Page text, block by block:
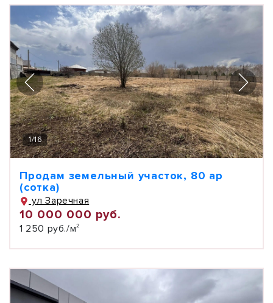
1/16
Продам земельный участок, 80 ар
(сотка)
ул Заречная
10 000 000 руб.
1 250 руб./м²